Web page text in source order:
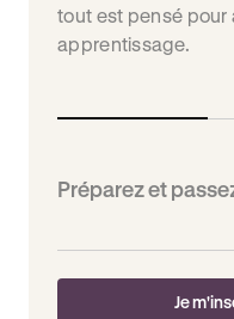
tout est pensé pour
apprentissage.
Préparez et
Je